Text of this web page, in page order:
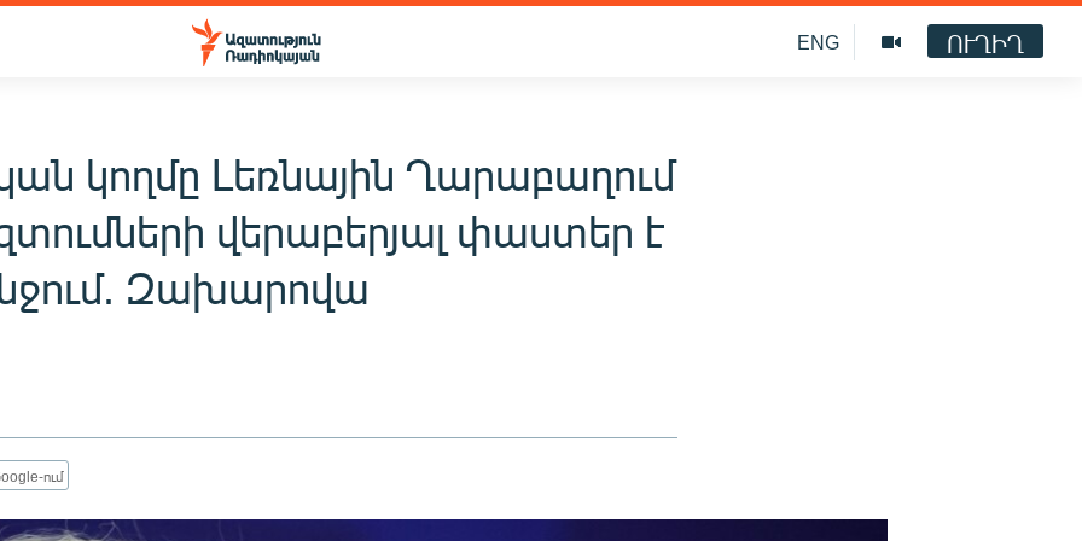
ENG ՈՒՂԻՂ
կողմը Լեռնային Ղարաբաղում
վերաբերյալ փաստեր է
Զախարովա
ում